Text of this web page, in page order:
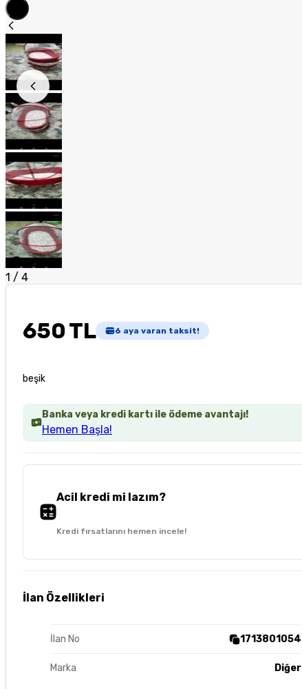
1 / 4
650 TL 6 aya varan taksit!
beşik
Banka veya kredi kartı ile ödeme avantajı!
Hemen Başla!
Acil kredi mi lazım?
Kredi fırsatlarını hemen incele!
İlan Özellikleri
İlan No 1713801054
Marka Diğer